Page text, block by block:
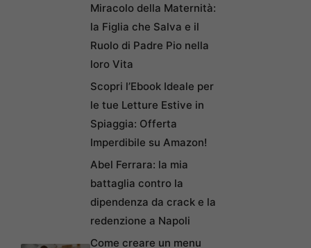
Miracolo della Maternità:
la Figlia che Salva e il
Ruolo di Padre Pio nella
loro Vita
Scopri l’Ebook Ideale per
le tue Letture Estive in
Spiaggia: Offerta
Imperdibile su Amazon!
Abel Ferrara: la mia
battaglia contro la
dipendenza da crack e la
redenzione a Napoli
Come creare un menu